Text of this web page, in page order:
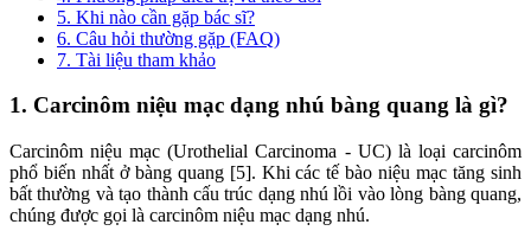
5. Khi nào cần gặp bác sĩ?
6. Câu hỏi thường gặp (FAQ)
7. Tài liệu tham khảo
1. Carcinôm niệu mạc dạng nhú bàng quang là gì?
Carcinôm niệu mạc (Urothelial Carcinoma - UC) là loại carcinôm
phổ biến nhất ở bàng quang [5]. Khi các tế bào niệu mạc tăng sinh
bất thường và tạo thành cấu trúc dạng nhú lồi vào lòng bàng quang,
chúng được gọi là carcinôm niệu mạc dạng nhú.